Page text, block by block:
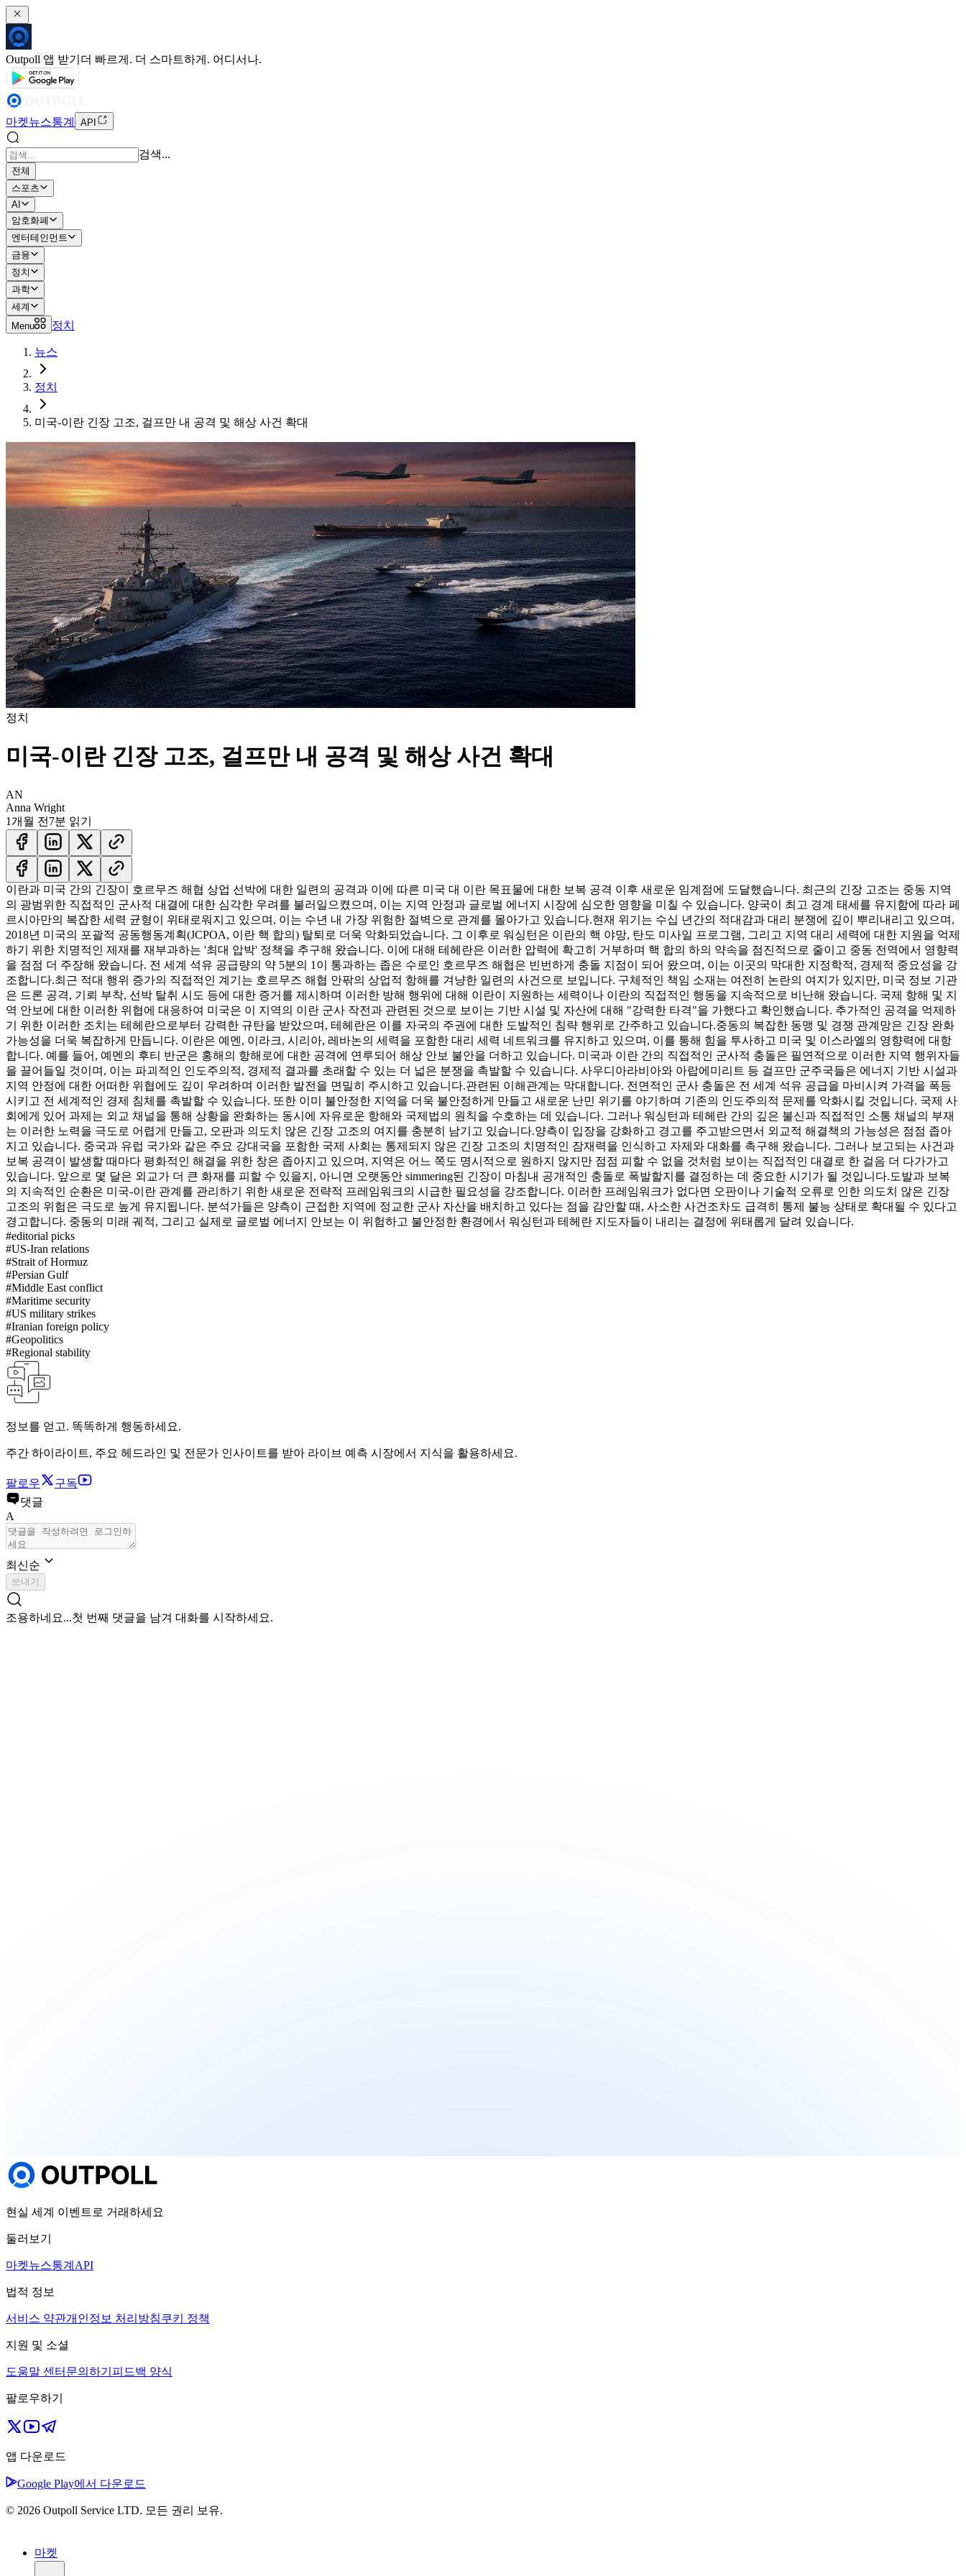
Outpoll 앱 받기 더 빠르게. 더 스마트하게. 어디서나.
마켓뉴스통계 API
검색...
전체
스포츠
AI
암호화폐
엔터테인먼트
금융
정치
과학
세계
Menu
정치
뉴스
정치
미국-이란 긴장 고조, 걸프만 내 공격 및 해상 사건 확대
정치
미국-이란 긴장 고조, 걸프만 내 공격 및 해상 사건 확대
AN
Anna Wright
1개월 전 7분 읽기
이란과 미국 간의 긴장이 호르무즈 해협 상업 선박에 대한 일련의 공격과 이에 따른 미국 대 이란 목표물에 대한 보복 공격 이후 새로운 임계점에 도달했습니다. 최근의 긴장 고조는 중동 지역
의 광범위한 직접적인 군사적 대결에 대한 심각한 우려를 불러일으켰으며, 이는 지역 안정과 글로벌 에너지 시장에 심오한 영향을 미칠 수 있습니다. 양국이 최고 경계 태세를 유지함에 따라 페
르시아만의 복잡한 세력 균형이 위태로워지고 있으며, 이는 수년 내 가장 위험한 절벽으로 관계를 몰아가고 있습니다.현재 위기는 수십 년간의 적대감과 대리 분쟁에 깊이 뿌리내리고 있으며,
2018년 미국의 포괄적 공동행동계획(JCPOA, 이란 핵 합의) 탈퇴로 더욱 악화되었습니다. 그 이후로 워싱턴은 이란의 핵 야망, 탄도 미사일 프로그램, 그리고 지역 대리 세력에 대한 지원을 억제
하기 위한 치명적인 제재를 재부과하는 '최대 압박' 정책을 추구해 왔습니다. 이에 대해 테헤란은 이러한 압력에 확고히 거부하며 핵 합의 하의 약속을 점진적으로 줄이고 중동 전역에서 영향력
을 점점 더 주장해 왔습니다. 전 세계 석유 공급량의 약 5분의 1이 통과하는 좁은 수로인 호르무즈 해협은 빈번하게 충돌 지점이 되어 왔으며, 이는 이곳의 막대한 지정학적, 경제적 중요성을 강
조합니다.최근 적대 행위 증가의 직접적인 계기는 호르무즈 해협 안팎의 상업적 항해를 겨냥한 일련의 사건으로 보입니다. 구체적인 책임 소재는 여전히 논란의 여지가 있지만, 미국 정보 기관
은 드론 공격, 기뢰 부착, 선박 탈취 시도 등에 대한 증거를 제시하며 이러한 방해 행위에 대해 이란이 지원하는 세력이나 이란의 직접적인 행동을 지속적으로 비난해 왔습니다. 국제 항해 및 지
역 안보에 대한 이러한 위협에 대응하여 미국은 이 지역의 이란 군사 작전과 관련된 것으로 보이는 기반 시설 및 자산에 대해 "강력한 타격"을 가했다고 확인했습니다. 추가적인 공격을 억제하
기 위한 이러한 조치는 테헤란으로부터 강력한 규탄을 받았으며, 테헤란은 이를 자국의 주권에 대한 도발적인 침략 행위로 간주하고 있습니다.중동의 복잡한 동맹 및 경쟁 관계망은 긴장 완화
가능성을 더욱 복잡하게 만듭니다. 이란은 예멘, 이라크, 시리아, 레바논의 세력을 포함한 대리 세력 네트워크를 유지하고 있으며, 이를 통해 힘을 투사하고 미국 및 이스라엘의 영향력에 대항
합니다. 예를 들어, 예멘의 후티 반군은 홍해의 항해로에 대한 공격에 연루되어 해상 안보 불안을 더하고 있습니다. 미국과 이란 간의 직접적인 군사적 충돌은 필연적으로 이러한 지역 행위자들
을 끌어들일 것이며, 이는 파괴적인 인도주의적, 경제적 결과를 초래할 수 있는 더 넓은 분쟁을 촉발할 수 있습니다. 사우디아라비아와 아랍에미리트 등 걸프만 군주국들은 에너지 기반 시설과
지역 안정에 대한 어떠한 위협에도 깊이 우려하며 이러한 발전을 면밀히 주시하고 있습니다.관련된 이해관계는 막대합니다. 전면적인 군사 충돌은 전 세계 석유 공급을 마비시켜 가격을 폭등
시키고 전 세계적인 경제 침체를 촉발할 수 있습니다. 또한 이미 불안정한 지역을 더욱 불안정하게 만들고 새로운 난민 위기를 야기하며 기존의 인도주의적 문제를 악화시킬 것입니다. 국제 사
회에게 있어 과제는 외교 채널을 통해 상황을 완화하는 동시에 자유로운 항해와 국제법의 원칙을 수호하는 데 있습니다. 그러나 워싱턴과 테헤란 간의 깊은 불신과 직접적인 소통 채널의 부재
는 이러한 노력을 극도로 어렵게 만들고, 오판과 의도치 않은 긴장 고조의 여지를 충분히 남기고 있습니다.양측이 입장을 강화하고 경고를 주고받으면서 외교적 해결책의 가능성은 점점 좁아
지고 있습니다. 중국과 유럽 국가와 같은 주요 강대국을 포함한 국제 사회는 통제되지 않은 긴장 고조의 치명적인 잠재력을 인식하고 자제와 대화를 촉구해 왔습니다. 그러나 보고되는 사건과
보복 공격이 발생할 때마다 평화적인 해결을 위한 창은 좁아지고 있으며, 지역은 어느 쪽도 명시적으로 원하지 않지만 점점 피할 수 없을 것처럼 보이는 직접적인 대결로 한 걸음 더 다가가고
있습니다. 앞으로 몇 달은 외교가 더 큰 화재를 피할 수 있을지, 아니면 오랫동안 simmering된 긴장이 마침내 공개적인 충돌로 폭발할지를 결정하는 데 중요한 시기가 될 것입니다.도발과 보복
의 지속적인 순환은 미국-이란 관계를 관리하기 위한 새로운 전략적 프레임워크의 시급한 필요성을 강조합니다. 이러한 프레임워크가 없다면 오판이나 기술적 오류로 인한 의도치 않은 긴장
고조의 위험은 극도로 높게 유지됩니다. 분석가들은 양측이 근접한 지역에 정교한 군사 자산을 배치하고 있다는 점을 감안할 때, 사소한 사건조차도 급격히 통제 불능 상태로 확대될 수 있다고
경고합니다. 중동의 미래 궤적, 그리고 실제로 글로벌 에너지 안보는 이 위험하고 불안정한 환경에서 워싱턴과 테헤란 지도자들이 내리는 결정에 위태롭게 달려 있습니다.
#editorial picks
#US-Iran relations
#Strait of Hormuz
#Persian Gulf
#Middle East conflict
#Maritime security
#US military strikes
#Iranian foreign policy
#Geopolitics
#Regional stability
정보를 얻고. 똑똑하게 행동하세요.
주간 하이라이트, 주요 헤드라인 및 전문가 인사이트를 받아 라이브 예측 시장에서 지식을 활용하세요.
팔로우
구독
댓글
A
최신순
보내기
조용하네요...첫 번째 댓글을 남겨 대화를 시작하세요.
현실 세계 이벤트로 거래하세요
둘러보기
마켓뉴스통계 API
법적 정보
서비스 약관개인정보 처리방침쿠키 정책
지원 및 소셜
도움말 센터 문의하기 피드백 양식
팔로우하기
앱 다운로드
Google Play에서 다운로드
© 2026 Outpoll Service LTD. 모든 권리 보유.
마켓